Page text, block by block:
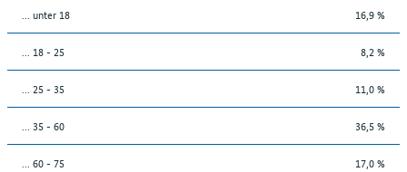
... unter 18 16,9 %
... 18 - 25 8,2 %
... 25 - 35 11,0 %
... 35 - 60 36,5 %
... 60 - 75 17,0 %